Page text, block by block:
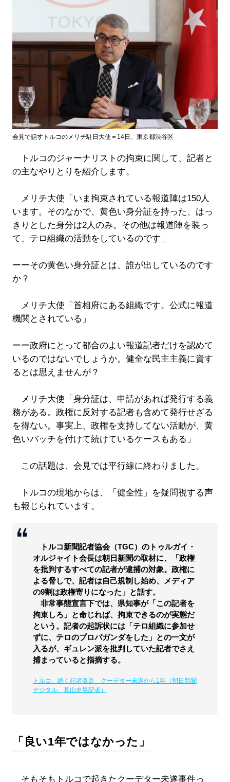
会見で話すトルコのメリチ駐日大使＝14日、東京都渋谷区
トルコのジャーナリストの拘束に関して、記者と
の主なやりとりを紹介します。
メリチ大使「いま拘束されている報道陣は150人
います。そのなかで、黄色い身分証を持った、はっ
きりとした身分は2人のみ。その他は報道陣を装っ
て、テロ組織の活動をしているのです」
ーーその黄色い身分証とは、誰が出しているのです
か？
メリチ大使「首相府にある組織です。公式に報道
機関とされている」
ーー政府にとって都合のよい報道記者だけを認めて
いるのではないでしょうか。健全な民主主義に資す
るとは思えませんが？
メリチ大使「身分証は、申請があれば発行する義
務がある。政権に反対する記者も含めて発行せざる
を得ない。事実上、政権を支持してない活動が、黄
色いバッチを付けて続けているケースもある」
この話題は、会見では平行線に終わりました。
トルコの現地からは、「健全性」を疑問視する声
も報じられています。
トルコ新聞記者協会（TGC）のトゥルガイ・
オルジャイト会長は朝日新聞の取材に、「政権
を批判するすべての記者が逮捕の対象。政権に
よる脅しで、記者は自己規制し始め、メディア
の9割は政権寄りになった」と話す。
非常事態宣言下では、県知事が「この記者を
拘束しろ」と命じれば、拘束できるのが実態だ
という。記者の起訴状には「テロ組織に参加せ
ずに、テロのプロパガンダをした」との一文が
入るが、ギュレン派を批判していた記者でさえ
捕まっていると指摘する。
トルコ、続く記者収監 クーデター未遂から1年（朝日新聞
デジタル、其山史晃記者）
「良い1年ではなかった」
そもそもトルコで起きたクーデター未遂事件っ